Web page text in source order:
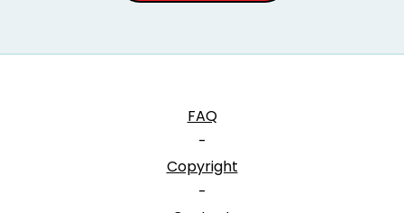
FAQ
-
Copyright
-